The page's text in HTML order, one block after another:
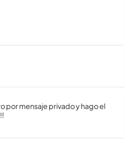
por mensaje privado y hago el